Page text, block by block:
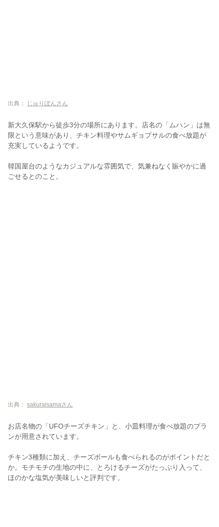
出典： じゅりぽんさん
新大久保駅から徒歩3分の場所にあります。店名の「ムハン」は無
限という意味があり、チキン料理やサムギョプサルの食べ放題が
充実しているようです。
韓国屋台のようなカジュアルな雰囲気で、気兼ねなく賑やかに過
ごせるとのこと。
出典： sakuraisamaさん
お店名物の「UFOチーズチキン」と、小皿料理が食べ放題のプラ
ンが用意されています。
チキン3種類に加え、チーズボールも食べられるのがポイントだと
か。モチモチの生地の中に、とろけるチーズがたっぷり入って、
ほのかな塩気が美味しいと評判です。